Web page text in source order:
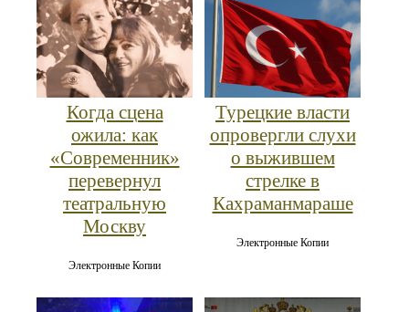
Когда сцена
ожила: как
«Современник»
перевернул
театральную
Москву
Электронные Копии
Турецкие власти
опровергли слухи
о выжившем
стрелке в
Кахраманмараше
Электронные Копии